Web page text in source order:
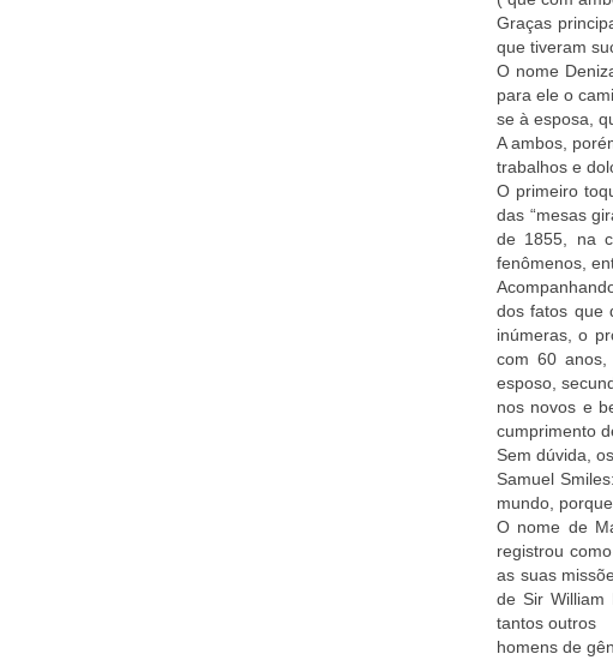
Graças
que tiveram
O nome
para ele o
se à esposa,
A ambos,
trabalhos e
O primeiro
das “mesas
de 1855, na
fenômenos,
dos fatos que
inúmeras, o
com 60 anos,
esposo,
nos novos e
cumprimento
Sem dúvida,
Samuel
mundo,
O nome de
registrou
as suas
de Sir William
tantos outros
homens de